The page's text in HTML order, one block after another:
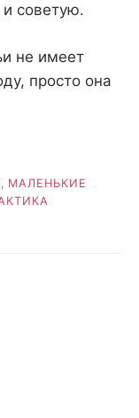
и советую.
не имеет
просто она
МАЛЕНЬКИЕ